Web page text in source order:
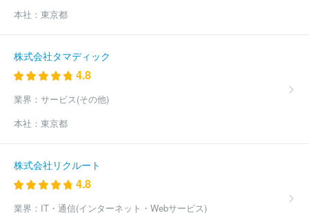
本社： 東京都
株式会社タマディック
4.8
業界： サービス(その他)
本社： 東京都
株式会社リクルート
4.8
業界： IT・通信(インターネット・Webサービス)